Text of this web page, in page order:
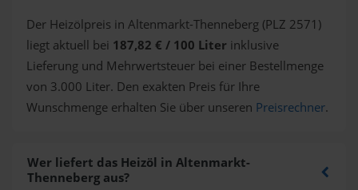
Der Heizölpreis in Altenmarkt-Thenneberg (PLZ 2571)
liegt aktuell bei 187,82 € / 100 Liter inklusive
Lieferung und Mehrwertsteuer bei einer Bestellmenge
von 3.000 Liter. Den exakten Preis für Ihre
Wunschmenge erhalten Sie über unseren Preisrechner.
Wer liefert das Heizöl in Altenmarkt-
Thenneberg aus?